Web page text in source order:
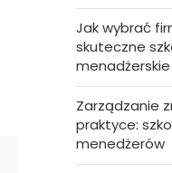
Jak wybrać
skuteczne
menadżerskie
Zarządzanie
praktyce:
menedżerów